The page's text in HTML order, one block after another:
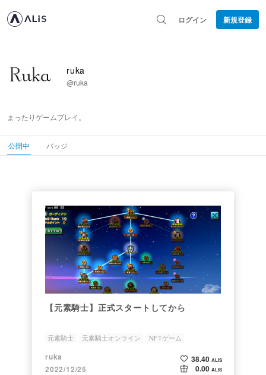
ログイン 新規登録
ruka
@ruka
まったりゲームプレイ。
公開中 バッジ
【元素騎士】正式スタートしてから
元素騎士 元素騎士オンライン
NFTゲーム
NFTオーナー
ruka
2022/12/25
38.40 ALIS
0.00 ALIS